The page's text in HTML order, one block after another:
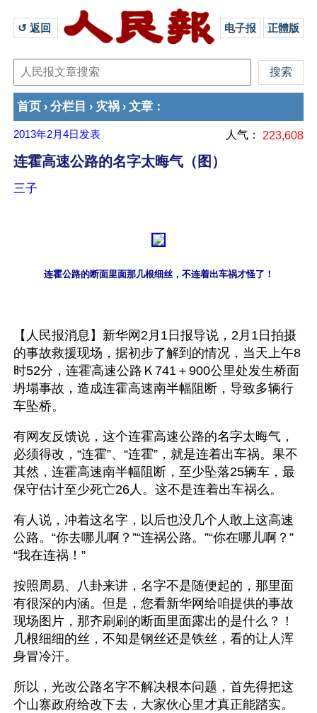
↺ 返回 电子报 正體版
首页 › 分栏目 › 灾祸 › 文章 ：
2013年2月4日 发表 人气： 223,608
连霍高速公路的名字太晦气（图）
三子
连霍公路的断面里面那几根细丝，不连着出车祸才怪了！
【人民报消息】新华网2月1日报导说，2月1日拍摄
的事故救援现场，据初步了解到的情况，当天上午8
时52分，连霍高速公路Ｋ741＋900公里处发生桥面
坍塌事故，造成连霍高速南半幅阻断，导致多辆行
车坠桥。
有网友反馈说，这个连霍高速公路的名字太晦气，
必须得改，“连霍”、“连霍”，就是连着出车祸。果不
其然，连霍高速南半幅阻断，至少坠落25辆车，最
保守估计至少死亡26人。这不是连着出车祸么。
有人说，冲着这名字，以后也没几个人敢上这高速
公路。“你去哪儿啊？”“连祸公路。”“你在哪儿啊？”
“我在连祸！”
按照周易、八卦来讲，名字不是随便起的，那里面
有很深的内涵。但是，您看新华网给咱提供的事故
现场图片，那齐刷刷的断面里面露出的是什么？！
几根细细的丝，不知是钢丝还是铁丝，看的让人浑
身冒冷汗。
所以，光改公路名字不解决根本问题，首先得把这
个山寨政府给改下去，大家伙心里才真正能踏实。